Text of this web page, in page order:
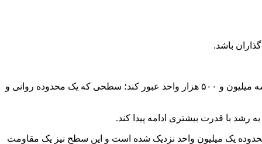
باشد.
وی درباره شرایط این روزهای بورس گفت: در حال حاضر شاهد رکوردشکنی نماگرهای بازار سرمایه هستیم. شاخص کل توانسته از سطح سه میلیون و ۵۰۰ هزار واحد عبور کند؛ سطحی که یک محدوده روانی و
رشد با قدرت بیشتری ادامه پیدا کند.
یک میلیون واحد نزدیک شده است و این سطح نیز یک مقاومت